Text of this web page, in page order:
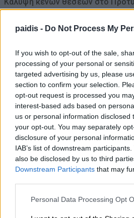
paidis - Do Not Process My
If you wish to opt-out of the sale,
processing of your personal or
targeted advertising by us, please
section to confirm your selection.
opt-out request is processed you
interest-based ads based on
us or personal information disclosed
your opt-out. You may separately
disclosure of your personal
IAB’s list of downstream
also be disclosed by us to third
Downstream Participants that may
Personal Data Processing Opt
06/08/2026 , 23:33
Συνελήφθη 22χρονος για
απάτης σε βάρος Λαρισαίας
06/08/2026 , 23:25
ΠΕΑΕΑ – ΔΣΕ και Ενωση
τιμούν τον αγωωνιστή
Βιδάλη
06/08/2026 , 23:19
Παραγωγός προσέφερε 2 τόνους
καρπούζια στο Κοινωνικό
06/08/2026 , 23:14